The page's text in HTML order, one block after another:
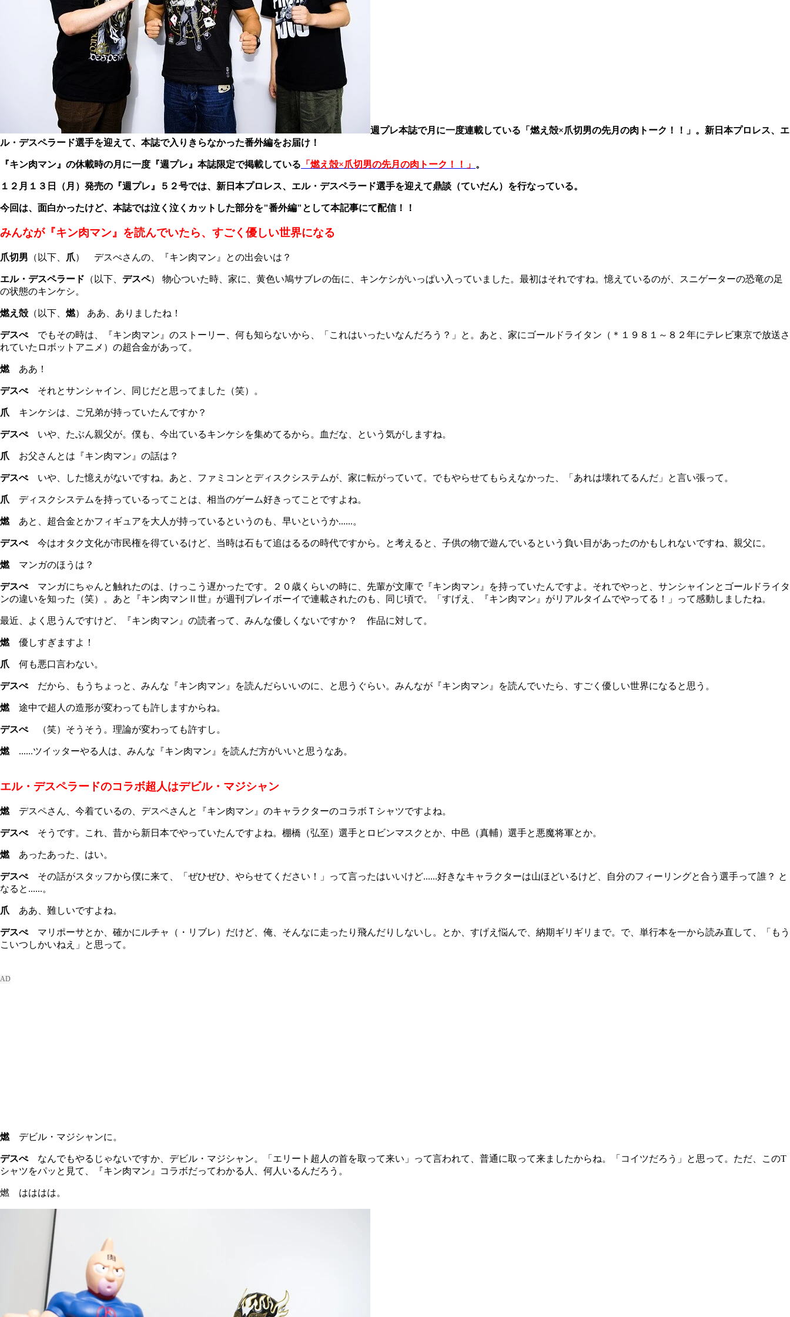
週プレ本誌で月に一度連載している「燃え殻×爪切男の先月の肉トーク！！」。新日本プロレス、エ
ル・デスペラード選手を迎えて、本誌で入りきらなかった番外編をお届け！
『キン肉マン』の休載時の月に一度『週プレ』本誌限定で掲載している 「燃え殻×爪切男の先月の肉トーク！！」 。
１２月１３日（月）発売の『週プレ』５２号では、新日本プロレス、エル・デスペラード選手を迎えて鼎談（ていだん）を行なっている。
今回は、面白かったけど、本誌では泣く泣くカットした部分を"番外編"として本記事にて配信！！
みんなが『キン肉マン』を読んでいたら、すごく優しい世界になる
爪切男 （以下、 爪） デスぺさんの、『キン肉マン』との出会いは？
エル・デスペラード （以下、 デスペ） 物心ついた時、家に、黄色い鳩サブレの缶に、キンケシがいっぱい入っていました。最初はそれですね。憶えているのが、スニゲーターの恐竜の足
の状態のキンケシ。
燃え殻（以下、 燃） ああ、ありましたね！
デスぺでもその時は、『キン肉マン』のストーリー、何も知らないから、「これはいったいなんだろう？」と。あと、家にゴールドライタン（＊１９８１～８２年にテレビ東京で放送さ
れていたロボットアニメ）の超合金があって。
燃ああ！
デスぺそれとサンシャイン、同じだと思ってました（笑）。
爪 キンケシは、ご兄弟が持っていたんですか？
デスぺいや、たぶん親父が。僕も、今出ているキンケシを集めてるから。血だな、という気がしますね。
爪 お父さんとは『キン肉マン』の話は？
デスぺいや、した憶えがないですね。あと、ファミコンとディスクシステムが、家に転がっていて。でもやらせてもらえなかった、「あれは壊れてるんだ」と言い張って。
爪 ディスクシステムを持っているってことは、相当のゲーム好きってことですよね。
燃 あと、超合金とかフィギュアを大人が持っているというのも、早いというか......。
デスぺ今はオタク文化が市民権を得ているけど、当時は石もて追はるるの時代ですから。と考えると、子供の物で遊んでいるという負い目があったのかもしれないですね、親父に。
燃マンガのほうは？
デスぺマンガにちゃんと触れたのは、けっこう遅かったです。２０歳くらいの時に、先輩が文庫で『キン肉マン』を持っていたんですよ。それでやっと、サンシャインとゴールドライタ
ンの違いを知った（笑）。あと『キン肉マンⅡ世』が週刊プレイボーイで連載されたのも、同じ頃で。「すげえ、『キン肉マン』がリアルタイムでやってる！」って感動しましたね。
最近、よく思うんですけど、『キン肉マン』の読者って、みんな優しくないですか？ 作品に対して。
燃優しすぎますよ！
爪 何も悪口言わない。
デスぺだから、もうちょっと、みんな『キン肉マン』を読んだらいいのに、と思うぐらい。みんなが『キン肉マン』を読んでいたら、すごく優しい世界になると思う。
燃 途中で超人の造形が変わっても許しますからね。
デスぺ（笑）そうそう。理論が変わっても許すし。
燃......ツイッターやる人は、みんな『キン肉マン』を読んだ方がいいと思うなあ。
エル・デスペラードのコラボ超人はデビル・マジシャン
燃デスペさん、今着ているの、デスペさんと『キン肉マン』のキャラクターのコラボＴシャツですよね。
デスぺそうです。これ、昔から新日本でやっていたんですよね。棚橋（弘至）選手とロビンマスクとか、中邑（真輔）選手と悪魔将軍とか。
燃あったあった、はい。
デスぺその話がスタッフから僕に来て、「ぜひぜひ、やらせてください！」って言ったはいいけど......好きなキャラクターは山ほどいるけど、自分のフィーリングと合う選手って誰？ と
なると......。
爪 ああ、難しいですよね。
デスぺマリポーサとか、確かにルチャ（・リブレ）だけど、俺、そんなに走ったり飛んだりしないし。とか、すげえ悩んで、納期ギリギリまで。で、単行本を一から読み直して、「もう
こいつしかいねえ」と思って。
燃デビル・マジシャンに。
デスぺなんでもやるじゃないですか、デビル・マジシャン。「エリート超人の首を取って来い」って言われて、普通に取って来ましたからね。「コイツだろう」と思って。ただ、このT
シャツをパッと見て、『キン肉マン』コラボだってわかる人、何人いるんだろう。
燃 はははは。